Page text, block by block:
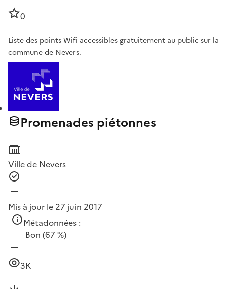
0
Liste des points Wifi accessibles gratuitement au public sur la
commune de Nevers.
Promenades piétonnes
Ville de Nevers
Mis à jour le 27 juin 2017
Métadonnées :
Bon (67 %)
3K